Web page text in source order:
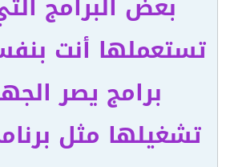
تستعملها أنت
برامج يصر
تشغيلها مثل